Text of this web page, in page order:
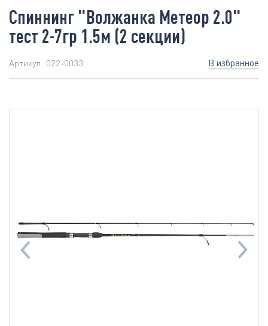
Спиннинг "Волжанка Метеор 2.0"
тест 2-7гр 1.5м (2 секции)
Артикул: 022-0033 В избранное